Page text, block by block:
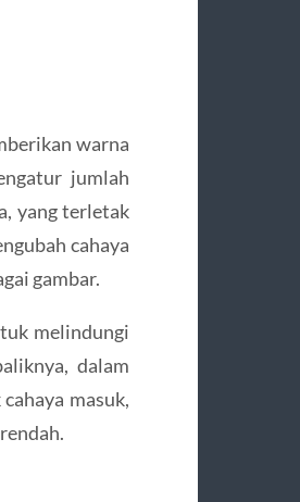
warna
jumlah
yang terletak
cahaya
gambar.
melindungi
dalam
masuk,